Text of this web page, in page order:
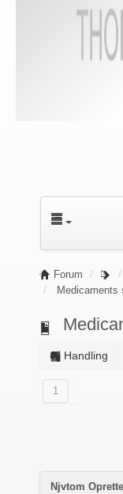
Forum
Medicaments
Handling
1
Njvtom